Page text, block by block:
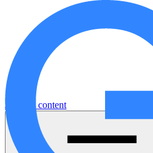
Jump to content